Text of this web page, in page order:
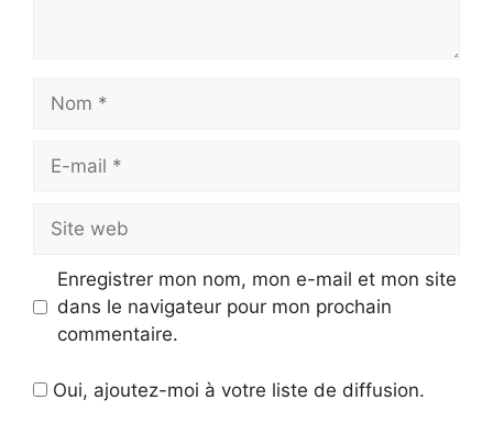
Nom
Site
web
Enregistrer mon nom, mon e-mail et mon site
dans le navigateur pour mon prochain
commentaire.
Oui, ajoutez-moi à votre liste de diffusion.